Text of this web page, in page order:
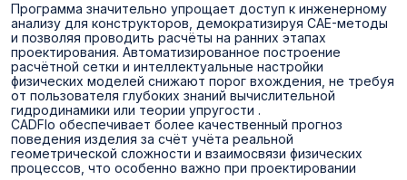
Программа значительно упрощает доступ к инженерному
анализу для конструкторов, демократизируя CAE-методы
и позволяя проводить расчёты на ранних этапах
проектирования. Автоматизированное построение
расчётной сетки и интеллектуальные настройки
физических моделей снижают порог вхождения, не требуя
от пользователя глубоких знаний вычислительной
гидродинамики или теории упругости .
CADFlo обеспечивает более качественный прогноз
поведения изделия за счёт учёта реальной
геометрической сложности и взаимосвязи физических
процессов, что особенно важно при проектировании